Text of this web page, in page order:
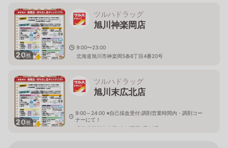
20枚
ツルハドラッグ
旭川神楽岡店
9:00〜23:00
北海道旭川市神楽岡5条6丁目4番20号
20枚
ツルハドラッグ
旭川末広北店
9:00～24:00 ※自己採血受付:調剤営業時間内・調剤コー
ナーにて！
北海道旭川市末広1条10丁目1番20号